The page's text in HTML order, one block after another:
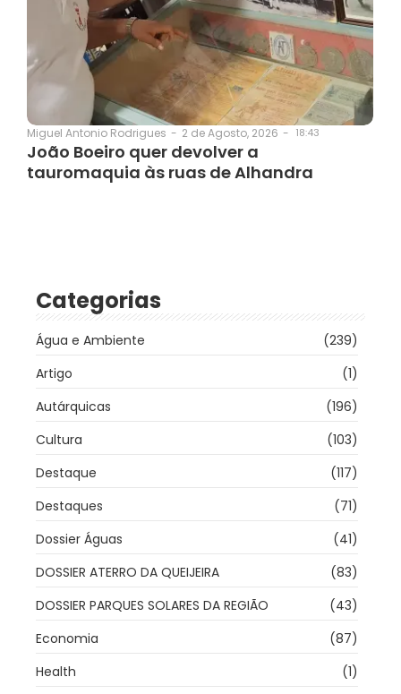
Miguel Antonio Rodrigues - 2 de Agosto, 2026 - 18:43
João Boeiro quer devolver a
tauromaquia às ruas de Alhandra
Categorias
Água e Ambiente
(239)
Artigo
(1)
Autárquicas
(196)
Cultura
(103)
Destaque
(117)
Destaques
(71)
Dossier Águas
(41)
DOSSIER ATERRO DA QUEIJEIRA
(83)
DOSSIER PARQUES SOLARES DA REGIÃO
(43)
Economia
(87)
Health
(1)